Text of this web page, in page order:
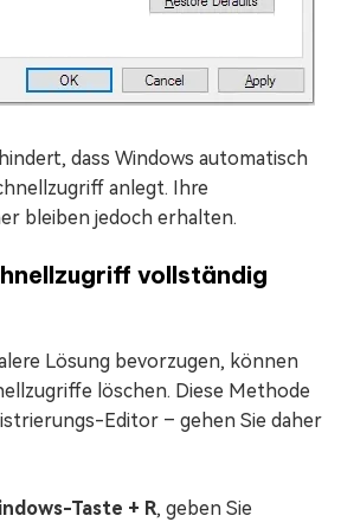
dass Windows automatisch
anlegt. Ihre
bleiben jedoch erhalten.
vollständig
Lösung bevorzugen, können
löschen. Diese Methode
Editor – gehen Sie daher
Taste + R, geben Sie